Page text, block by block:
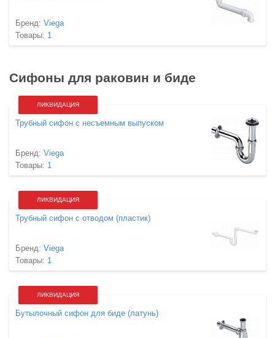
Бренд: Viega
Товары: 1
Сифоны для раковин и биде
ЛИКВИДАЦИЯ
Трубный сифон с несъемным выпуском
Бренд: Viega
Товары: 1
ЛИКВИДАЦИЯ
Трубный сифон с отводом (пластик)
Бренд: Viega
Товары: 1
ЛИКВИДАЦИЯ
Бутылочный сифон для биде (латунь)